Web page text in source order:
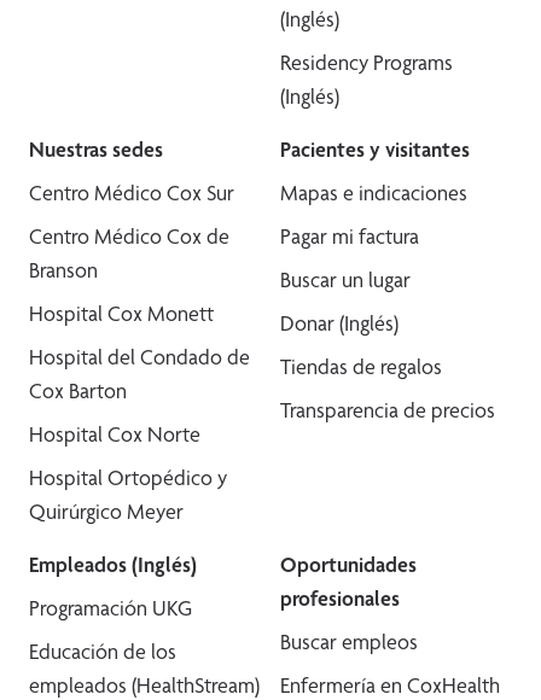
(Inglés)
Residency Programs
(Inglés)
Nuestras sedes
Centro Médico Cox Sur
Centro Médico Cox de
Branson
Hospital Cox Monett
Hospital del Condado de
Cox Barton
Hospital Cox Norte
Hospital Ortopédico y
Quirúrgico Meyer
Pacientes y visitantes
Mapas e indicaciones
Pagar mi factura
Buscar un lugar
Donar (Inglés)
Tiendas de regalos
Transparencia de precios
Empleados (Inglés)
Programación UKG
Educación de los
empleados (HealthStream)
Oportunidades
profesionales
Buscar empleos
Enfermería en CoxHealth